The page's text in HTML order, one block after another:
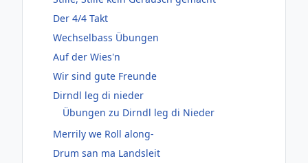
Der 4/4 Takt
Wechselbass Übungen
Auf der Wies'n
Wir sind gute Freunde
Dirndl leg di nieder
Übungen zu Dirndl leg di Nieder
Merrily we Roll along-
Drum san ma Landsleit